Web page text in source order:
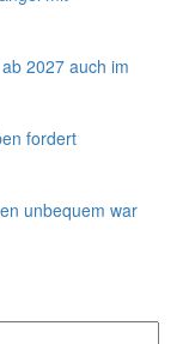
2027 auch im
fordert
unbequem war